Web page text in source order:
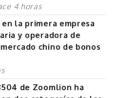
4 horas
la primera empresa
y operadora de
chino de bonos
de Zoomlion ha